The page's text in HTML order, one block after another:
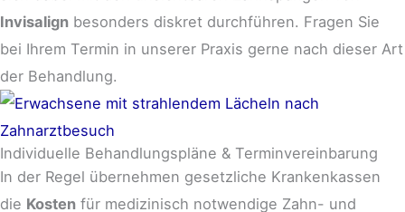
Invisalign besonders diskret durchführen. Fragen Sie
bei Ihrem Termin in unserer Praxis gerne nach dieser Art
der Behandlung.
Individuelle Behandlungspläne & Terminvereinbarung
In der Regel übernehmen gesetzliche Krankenkassen
die Kosten für medizinisch notwendige Zahn- und